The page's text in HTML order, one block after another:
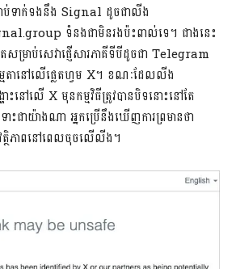
ប់ទាក់ទងនឹង Signal ដូចជាលីង
ទំនងជាមិនរងប៉ះពាល់ទេ។ ជាងនេះ
ម្រាប់សេវាផ្ញើសារភាគីទីបីដូចជា Telegram
មតានៅលើផ្លេតហ្វម X។ ខណៈដែលលីង
ះនៅលើ X មុនកម្មវិធីត្រូវបានបិទនោះនៅតែ
ះជាយ៉ាងណា អ្នកប្រើនឹងឃើញការព្រមានថា
ថិភាពនៅពេលចុចលើលីង។